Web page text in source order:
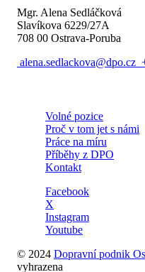
Mgr. Alena Sedláčková
Slavíkova 6229/27A
708 00 Ostrava-Poruba
alena.sedlackova@dpo.cz
Volné pozice
Proč v tom jet s námi
Práce na míru
Příběhy z DPO
Kontakt
Facebook
X
Instagram
Youtube
© 2024 Dopravní podnik
vyhrazena